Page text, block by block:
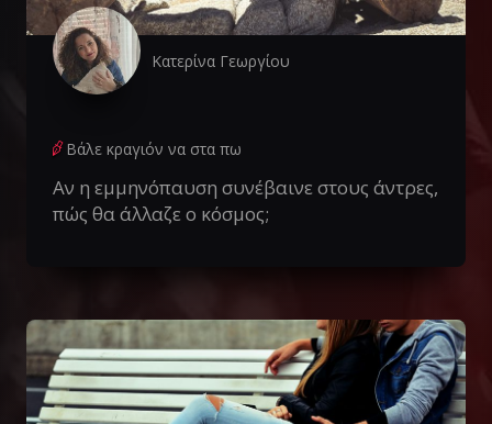
Κατερίνα Γεωργίου
Βάλε κραγιόν να στα πω
Αν η εμμηνόπαυση συνέβαινε στους άντρες,
πώς θα άλλαζε ο κόσμος;